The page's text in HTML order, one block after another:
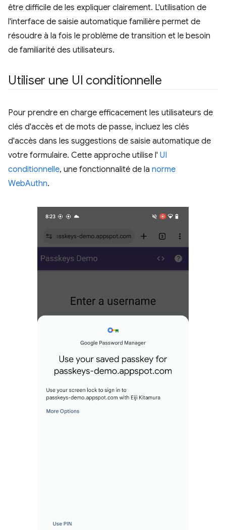
être difficile de les expliquer clairement. L'utilisation de
l'interface de saisie automatique familière permet de
résoudre à la fois le problème de transition et le besoin
de familiarité des utilisateurs.
Utiliser une UI conditionnelle
Pour prendre en charge efficacement les utilisateurs de
clés d'accès et de mots de passe, incluez les clés
d'accès dans les suggestions de saisie automatique de
votre formulaire. Cette approche utilise l' UI
conditionnelle, une fonctionnalité de la norme
WebAuthn.